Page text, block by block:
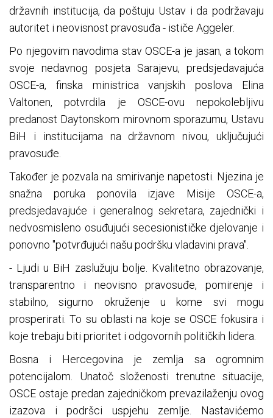
državnih institucija, da poštuju Ustav i da podržavaju
autoritet i neovisnost pravosuđa - ističe Aggeler.
Po njegovim navodima stav OSCE-a je jasan, a tokom
svoje nedavnog posjeta Sarajevu, predsjedavajuća
OSCE-a, finska ministrica vanjskih poslova Elina
Valtonen, potvrdila je OSCE-ovu nepokolebljivu
predanost Daytonskom mirovnom sporazumu, Ustavu
BiH i institucijama na državnom nivou, uključujući
pravosuđe.
Također je pozvala na smirivanje napetosti. Njezina je
snažna poruka ponovila izjave Misije OSCE-a,
predsjedavajuće i generalnog sekretara, zajednički i
nedvosmisleno osuđujući secesionističke djelovanje i
ponovno "potvrđujući našu podršku vladavini prava".
- Ljudi u BiH zaslužuju bolje. Kvalitetno obrazovanje,
transparentno i neovisno pravosuđe, pomirenje i
stabilno, sigurno okruženje u kome svi mogu
prosperirati. To su oblasti na koje se OSCE fokusira i
koje trebaju biti prioritet i odgovornih političkih lidera.
Bosna i Hercegovina je zemlja sa ogromnim
potencijalom. Unatoč složenosti trenutne situacije,
OSCE ostaje predan zajedničkom prevazilaženju ovog
izazova i podršci uspjehu zemlje. Nastavićemo